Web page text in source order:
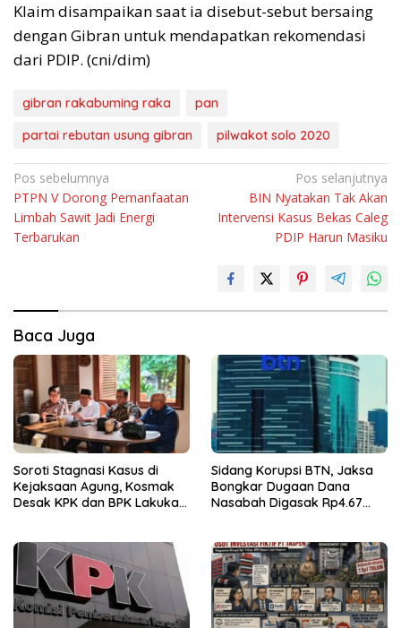
Klaim disampaikan saat ia disebut-sebut bersaing
dengan Gibran untuk mendapatkan rekomendasi
dari PDIP. (cni/dim)
gibran rakabuming raka
pan
partai rebutan usung gibran
pilwakot solo 2020
Navigasi
pos
Pos sebelumnya
PTPN V Dorong Pemanfaatan
Limbah Sawit Jadi Energi
Terbarukan
Pos selanjutnya
BIN Nyatakan Tak Akan
Intervensi Kasus Bekas Caleg
PDIP Harun Masiku
Baca Juga
Soroti Stagnasi Kasus di
Kejaksaan Agung, Kosmak
Desak KPK dan BPK Lakukan
Sidang Korupsi BTN, Jaksa
Bongkar Dugaan Dana
Nasabah Digasak Rp4.67